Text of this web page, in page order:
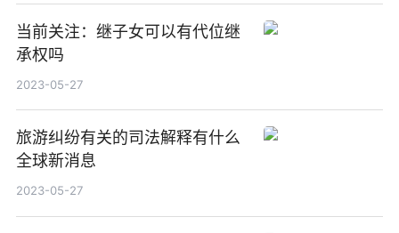
当前关注：继子女可以有代位继
承权吗
2023-05-27
旅游纠纷有关的司法解释有什么
全球新消息
2023-05-27